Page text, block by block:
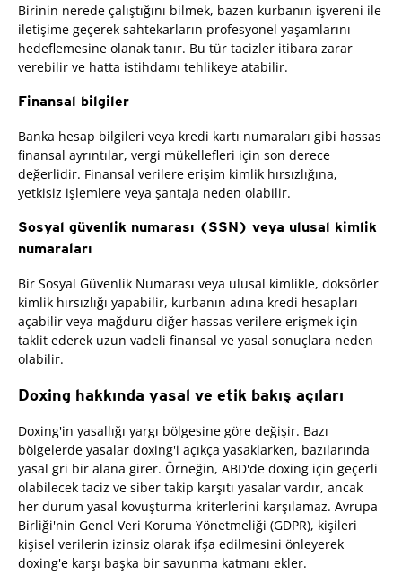
Birinin nerede çalıştığını bilmek, bazen kurbanın işvereni ile
iletişime geçerek sahtekarların profesyonel yaşamlarını
hedeflemesine olanak tanır. Bu tür tacizler itibara zarar
verebilir ve hatta istihdamı tehlikeye atabilir.
Finansal bilgiler
Banka hesap bilgileri veya kredi kartı numaraları gibi hassas
finansal ayrıntılar, vergi mükellefleri için son derece
değerlidir. Finansal verilere erişim kimlik hırsızlığına,
yetkisiz işlemlere veya şantaja neden olabilir.
Sosyal güvenlik numarası (SSN) veya ulusal kimlik
numaraları
Bir Sosyal Güvenlik Numarası veya ulusal kimlikle, doksörler
kimlik hırsızlığı yapabilir, kurbanın adına kredi hesapları
açabilir veya mağduru diğer hassas verilere erişmek için
taklit ederek uzun vadeli finansal ve yasal sonuçlara neden
olabilir.
Doxing hakkında yasal ve etik bakış açıları
Doxing'in yasallığı yargı bölgesine göre değişir. Bazı
bölgelerde yasalar doxing'i açıkça yasaklarken, bazılarında
yasal gri bir alana girer. Örneğin, ABD'de doxing için geçerli
olabilecek taciz ve siber takip karşıtı yasalar vardır, ancak
her durum yasal kovuşturma kriterlerini karşılamaz. Avrupa
Birliği'nin Genel Veri Koruma Yönetmeliği (GDPR), kişileri
kişisel verilerin izinsiz olarak ifşa edilmesini önleyerek
doxing'e karşı başka bir savunma katmanı ekler.